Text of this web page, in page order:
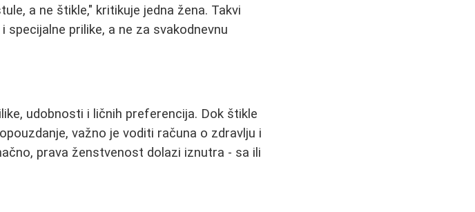
a ne štikle," kritikuje jedna žena. Takvi
prilike, a ne za svakodnevnu
udobnosti i ličnih preferencija. Dok štikle
važno je voditi računa o zdravlju i
prava ženstvenost dolazi iznutra - sa ili